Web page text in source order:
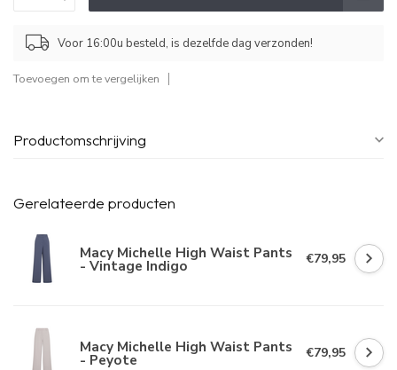
Voor 16:00u besteld, is dezelfde dag verzonden!
Toevoegen om te vergelijken
Productomschrijving
Gerelateerde producten
Macy Michelle High Waist Pants
- Vintage Indigo €79,95
Macy Michelle High Waist Pants
- Peyote €79,95